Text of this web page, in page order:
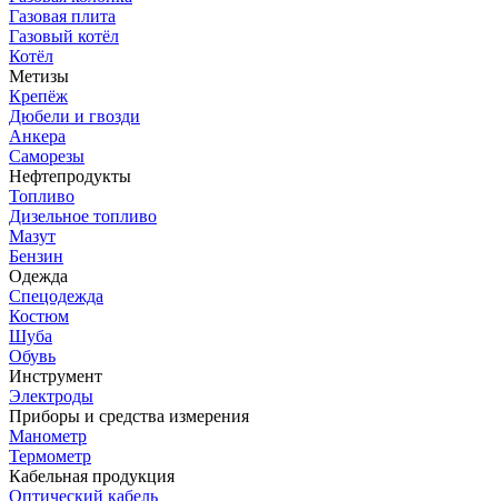
Газовая плита
Газовый котёл
Котёл
Метизы
Крепёж
Дюбели и гвозди
Анкера
Саморезы
Нефтепродукты
Топливо
Дизельное топливо
Мазут
Бензин
Одежда
Спецодежда
Костюм
Шуба
Обувь
Инструмент
Электроды
Приборы и средства измерения
Манометр
Термометр
Кабельная продукция
Оптический кабель